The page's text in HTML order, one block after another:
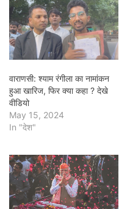
वाराणसी: श्याम रंगीला का नामांकन
हुआ खारिज, फिर क्या कहा ? देखे
वीडियो
May 15, 2024
In "देश"